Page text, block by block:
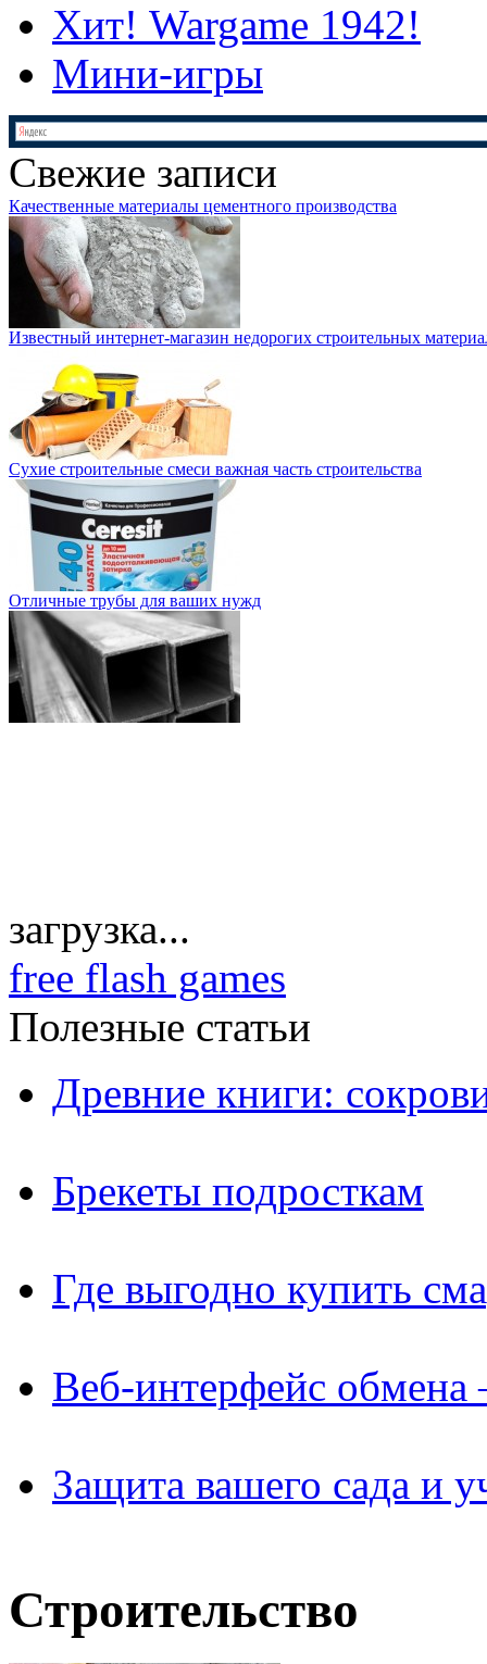
Хит! Wargame 1942!
Мини-игры
Свежие записи
Качественные материалы цементного производства
Известный интернет-магазин недорогих строительных
Сухие строительные смеси важная часть строительства
Отличные трубы для ваших нужд
загрузка...
free flash games
Полезные статьи
Древние книги:
Брекеты подросткам
Где выгодно купить
Веб-интерфейс
Защита вашего сада и
Строительство